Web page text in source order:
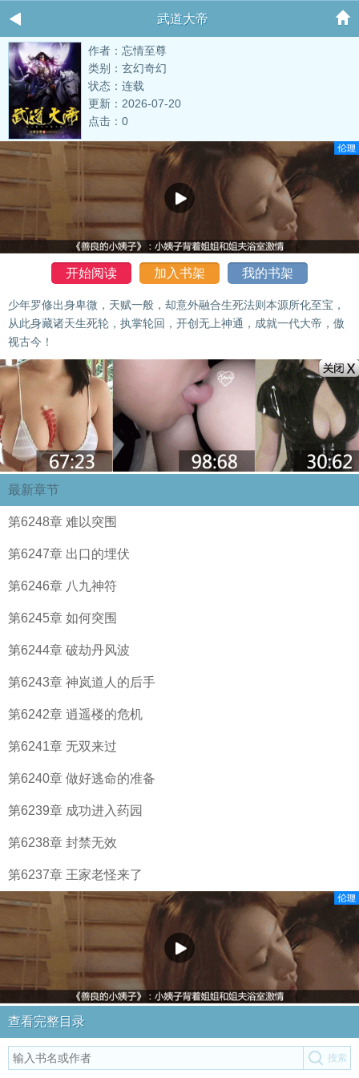
武道大帝
作者：忘情至尊
类别：玄幻奇幻
状态：连载
更新：2026-07-20
点击：0
开始阅读 加入书架 我的书架
少年罗修出身卑微，天赋一般，却意外融合生死法则本源所化至宝，
从此身藏诸天生死轮，执掌轮回，开创无上神通，成就一代大帝，傲
视古今！
最新章节
第6248章 难以突围
第6247章 出口的埋伏
第6246章 八九神符
第6245章 如何突围
第6244章 破劫丹风波
第6243章 神岚道人的后手
第6242章 逍遥楼的危机
第6241章 无双来过
第6240章 做好逃命的准备
第6239章 成功进入药园
第6238章 封禁无效
第6237章 王家老怪来了
查看完整目录